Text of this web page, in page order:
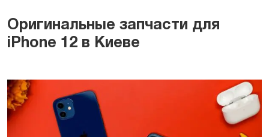
Оригинальные запчасти для
iPhone 12 в Киеве